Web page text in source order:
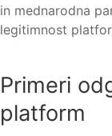
in mednarodna
legitimnost
Primeri
platform